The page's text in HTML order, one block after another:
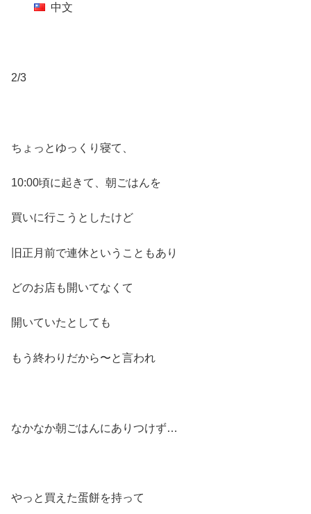
中文
2/3
ちょっとゆっくり寝て、
10:00頃に起きて、朝ごはんを
買いに行こうとしたけど
旧正月前で連休ということもあり
どのお店も開いてなくて
開いていたとしても
もう終わりだから〜と言われ
なかなか朝ごはんにありつけず…
やっと買えた蛋餅を持って